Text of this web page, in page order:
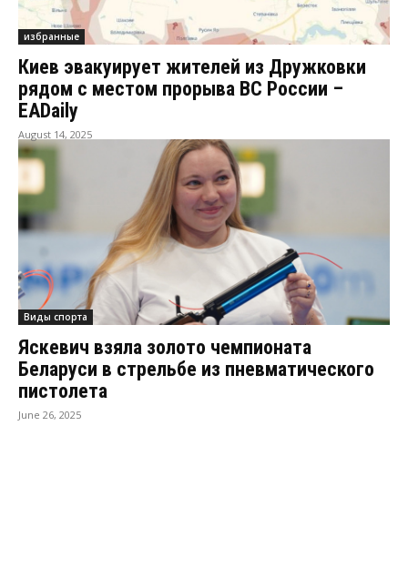
избранные
Киев эвакуирует жителей из Дружковки
рядом с местом прорыва ВС России –
EADaily
August 14, 2025
Виды спорта
Яскевич взяла золото чемпионата
Беларуси в стрельбе из пневматического
пистолета
June 26, 2025